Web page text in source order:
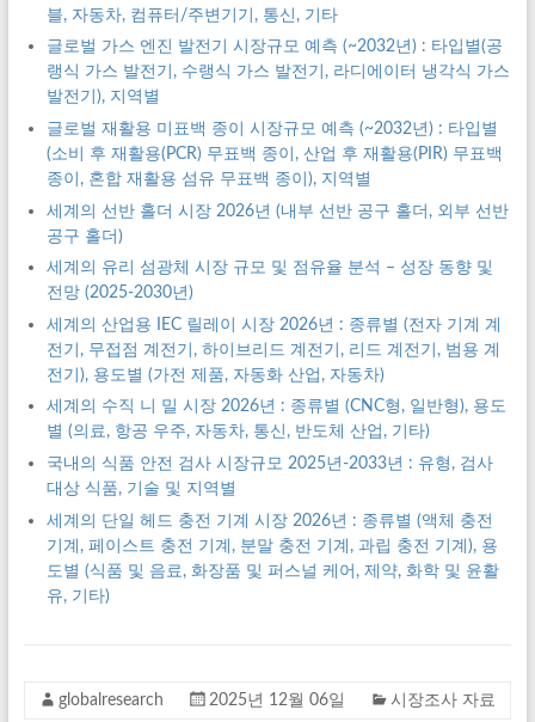
블, 자동차, 컴퓨터/주변기기, 통신, 기타
글로벌 가스 엔진 발전기 시장규모 예측 (~2032년) : 타입별(공
랭식 가스 발전기, 수랭식 가스 발전기, 라디에이터 냉각식 가스
발전기), 지역별
글로벌 재활용 미표백 종이 시장규모 예측 (~2032년) : 타입별
(소비 후 재활용(PCR) 무표백 종이, 산업 후 재활용(PIR) 무표백
종이, 혼합 재활용 섬유 무표백 종이), 지역별
세계의 선반 홀더 시장 2026년 (내부 선반 공구 홀더, 외부 선반
공구 홀더)
세계의 유리 섬광체 시장 규모 및 점유율 분석 – 성장 동향 및
전망 (2025-2030년)
세계의 산업용 IEC 릴레이 시장 2026년 : 종류별 (전자 기계 계
전기, 무접점 계전기, 하이브리드 계전기, 리드 계전기, 범용 계
전기), 용도별 (가전 제품, 자동화 산업, 자동차)
세계의 수직 니 밀 시장 2026년 : 종류별 (CNC형, 일반형), 용도
별 (의료, 항공 우주, 자동차, 통신, 반도체 산업, 기타)
국내의 식품 안전 검사 시장규모 2025년-2033년 : 유형, 검사
대상 식품, 기술 및 지역별
세계의 단일 헤드 충전 기계 시장 2026년 : 종류별 (액체 충전
기계, 페이스트 충전 기계, 분말 충전 기계, 과립 충전 기계), 용
도별 (식품 및 음료, 화장품 및 퍼스널 케어, 제약, 화학 및 윤활
유, 기타)
globalresearch 2025년 12월 06일 시장조사 자료